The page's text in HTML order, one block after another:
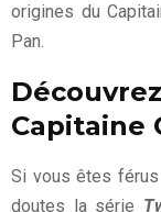
origines du
Pan.
Capitaine
Si vous êtes
doutes la série